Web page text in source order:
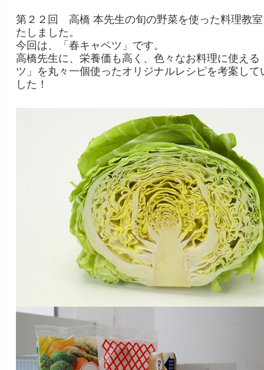
第２２回 高橋 本先生の旬の野菜を使った料理教
たしました。
今回は、「春キャベツ」です。
高橋先生に、栄養価も高く、色々なお料理に使える
ツ」を丸々一個使ったオリジナルレシピを考案して
した！